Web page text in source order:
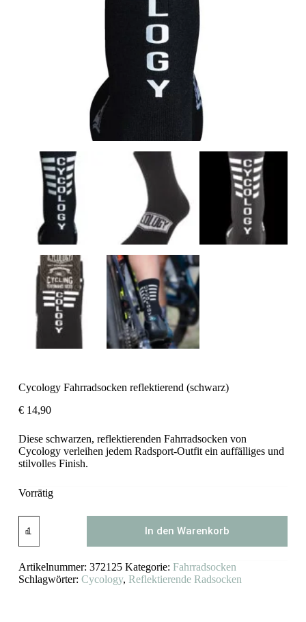
Cycology Fahrradsocken reflektierend (schwarz)
€14,90
Diese schwarzen, reflektierenden Fahrradsocken von
Cycology verleihen jedem Radsport-Outfit ein auffälliges und
stilvolles Finish.
Vorrätig
Cycology
Fahrradsocken
reflektierend
Menge
In den Warenkorb
Artikelnummer: 372125 Kategorie: Fahrradsocken
Schlagwörter: Cycology, Reflektierende Radsocken